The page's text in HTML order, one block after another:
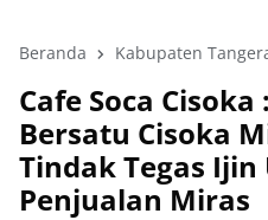
Beranda Kabupaten
Cafe Soca
Bersatu Cisoka
Tindak Tegas Ijin
Penjualan Miras